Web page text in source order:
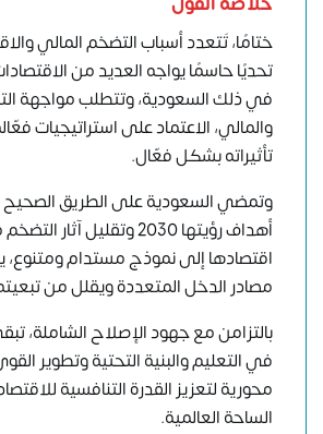
ختامًا، تَتعدد أسباب التضخم المالي
تحديًا حاسمًا يواجه العديد من
في ذلك السعودية، وتتطلب مواجهة
والمالي، الاعتماد على استراتيجيات
تأثيراته بشكل فعّال.
وتمضي السعودية على الطريق الصحيح
أهداف رؤيتها 2030 وتقليل
اقتصادها إلى نموذج مستدام
مصادر الدخل المتعددة ويقلل من
بالتزامن مع جهود الإصلاح الشاملة،
في التعليم والبنية التحتية وتطوير
محورية لتعزيز القدرة التنافسية
الساحة العالمية.